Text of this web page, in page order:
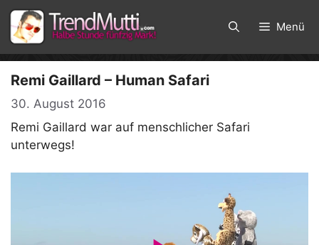
Zum
Inhalt
springen
Menü
Remi Gaillard – Human Safari
30. August 2016
Remi Gaillard war auf menschlicher Safari
unterwegs!